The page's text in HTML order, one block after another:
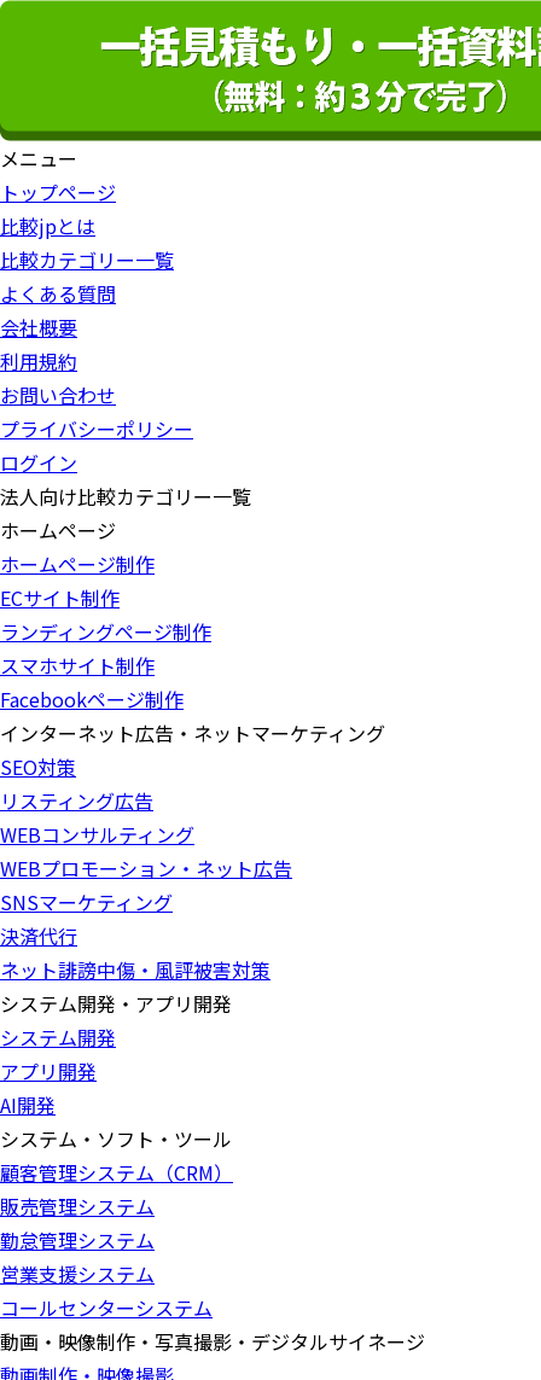
メニュー
トップページ
比較jpとは
比較カテゴリー一覧
よくある質問
会社概要
利用規約
お問い合わせ
プライバシーポリシー
ログイン
法人向け比較カテゴリー一覧
ホームページ
ホームページ制作
ECサイト制作
ランディングページ制作
スマホサイト制作
Facebookページ制作
インターネット広告・ネットマーケティング
SEO対策
リスティング広告
WEBコンサルティング
WEBプロモーション・ネット広告
SNSマーケティング
決済代行
ネット誹謗中傷・風評被害対策
システム開発・アプリ開発
システム開発
アプリ開発
AI開発
システム・ソフト・ツール
顧客管理システム（CRM）
販売管理システム
勤怠管理システム
営業支援システム
コールセンターシステム
動画・映像制作・写真撮影・デジタルサイネージ